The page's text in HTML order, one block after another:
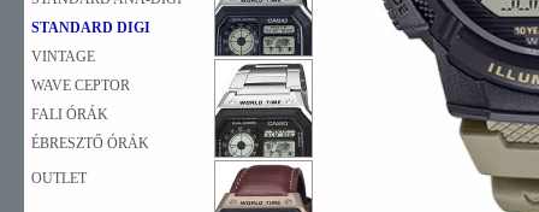
STANDARD DIGI
VINTAGE
WAVE CEPTOR
FALI ÓRÁK
ÉBRESZTŐ ÓRÁK
OUTLET